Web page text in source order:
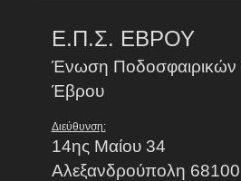
Ε.Π.Σ. ΕΒΡΟΥ
Ένωση Ποδοσφαιρικών
Έβρου
Διεύθυνση:
14ης Μαίου 34
Αλεξανδρούπολη 68100